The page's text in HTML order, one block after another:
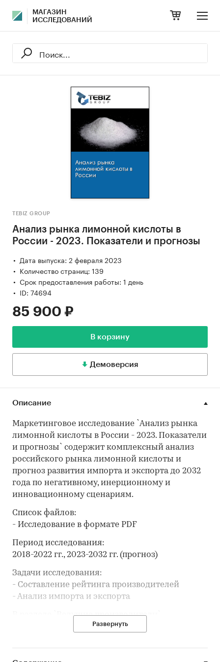
МАГАЗИН
ИССЛЕДОВАНИЙ
TEBIZ GROUP
Анализ рынка лимонной кислоты в
России - 2023. Показатели и прогнозы
Дата выпуска: 2 февраля 2023
Количество страниц: 139
Срок предоставления работы: 1 день
ID: 74694
85 900 ₽
В корзину
Демоверсия
Описание
Маркетинговое исследование `Анализ рынка
лимонной кислоты в России - 2023. Показатели
и прогнозы` содержит комплексный анализ
российского рынка лимонной кислоты и
прогноз развития импорта и экспорта до 2032
года по негативному, инерционному и
инновационному сценариям.
Список файлов:
- Исследование в формате PDF
Период исследования:
2018-2022 гг., 2023-2032 гг. (прогноз)
Задачи исследования:
- Составление рейтинга производителей
- Анализ импорта и экспорта
В разделе `Ведущие производители`
рассмотрены компании:
ООО `ПЕЦ-ХААС`, ООО `ТД-ХОЛДИНГ`, ООО
Развернуть